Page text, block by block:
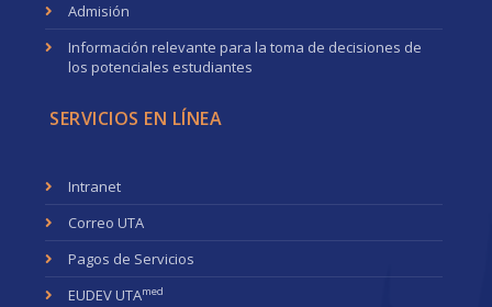
Admisión
Información relevante para la toma de decisiones de
los potenciales estudiantes
SERVICIOS EN LÍNEA
Intranet
Correo UTA
Pagos de Servicios
EUDEV UTAmed